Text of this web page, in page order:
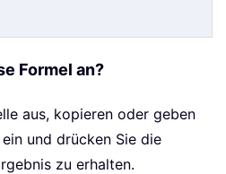
Formel an?
aus, kopieren oder geben
und drücken Sie die
zu erhalten.